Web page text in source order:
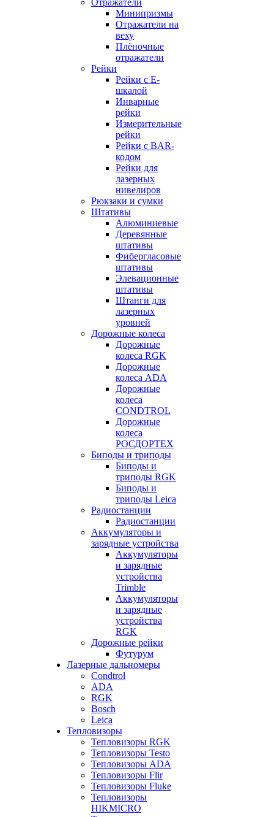
Отражатели
Минипризмы
Отражатели на
веху
Плёночные
отражатели
Рейки
Рейки с E-
шкалой
Инварные
рейки
Измерительные
рейки
Рейки с BAR-
кодом
Рейки для
лазерных
нивелиров
Рюкзаки и сумки
Штативы
Алюминиевые
Деревянные
штативы
Фибергласовые
штативы
Элевационные
штативы
Штанги для
лазерных
уровней
Дорожные колеса
Дорожные
колеса RGK
Дорожные
колеса ADA
Дорожные
колеса
CONDTROL
Дорожные
колеса
РОСДОРТЕХ
Биподы и триподы
Биподы и
триподы RGK
Биподы и
триподы Leica
Радиостанции
Радиостанции
Аккумуляторы и
зарядные устройства
Аккумуляторы
и зарядные
устройства
Trimble
Аккумуляторы
и зарядные
устройства
RGK
Дорожные рейки
Футурум
Лазерные дальномеры
Condtrol
ADA
RGK
Bosch
Leica
Тепловизоры
Тепловизоры RGK
Тепловизоры Testo
Тепловизоры ADA
Тепловизоры Flir
Тепловизоры Fluke
Тепловизоры
HIKMICRO